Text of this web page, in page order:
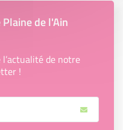
de l'Ain
de notre
!